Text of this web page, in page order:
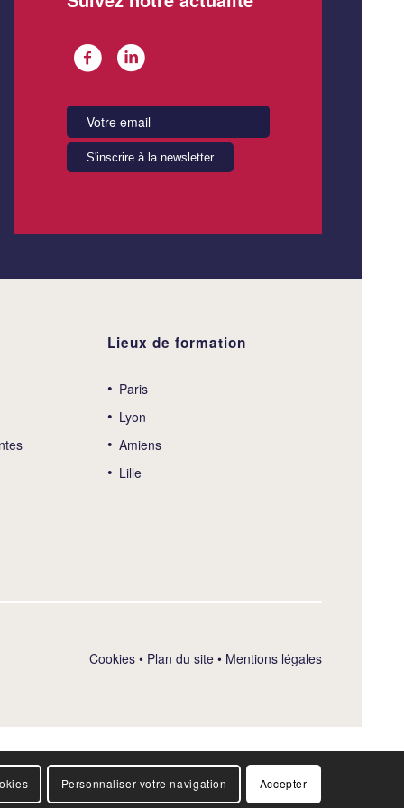
Lieux de formation
Paris
Lyon
Amiens
Lille
Cookies • Plan du site • Mentions légales
Personnaliser votre navigation Accepter